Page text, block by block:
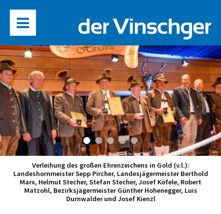
Verleihung des großen Ehrenzeichens in Gold (v.l.):
Landeshornmeister Sepp Pircher, Landesjägermeister Berthold
Marx, Helmut Stecher, Stefan Stecher, Josef Köfele, Robert
Matzohl, Bezirksjägermeister Günther Hohenegger, Luis
Durnwalder und Josef Kienzl